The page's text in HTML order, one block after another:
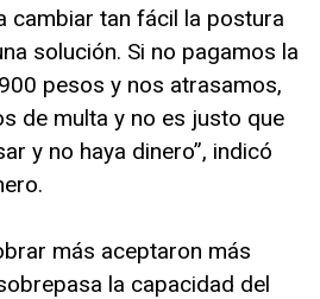
cambiar tan fácil la postura
solución. Si no pagamos la
pesos y nos atrasamos,
de multa y no es justo que
y no haya dinero”, indicó
más aceptaron más
la capacidad del